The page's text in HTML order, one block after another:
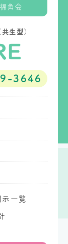
角会
生型）
3646
示一覧